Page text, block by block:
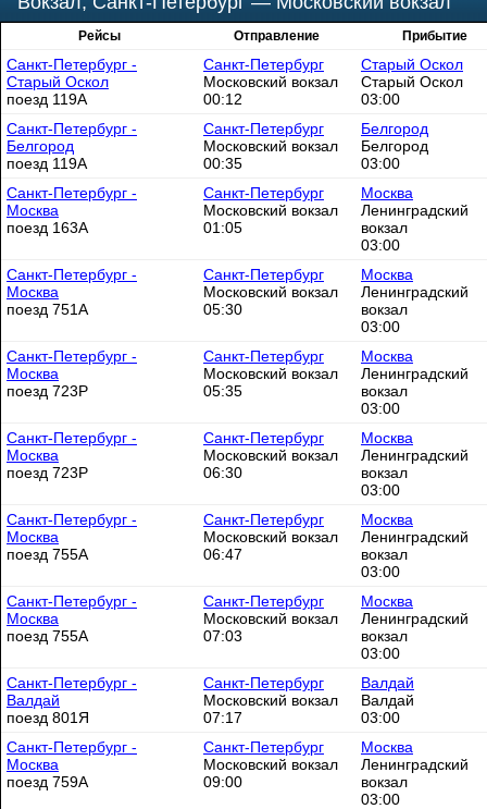
Рейсы Отправление Прибытие
Санкт-Петербург -
Старый Оскол
поезд 119А
Санкт-Петербург
Московский вокзал
00:12
Старый Оскол
Старый Оскол
03:00
Санкт-Петербург -
Белгород
поезд 119А
Санкт-Петербург
Московский вокзал
00:35
Белгород
Белгород
03:00
Санкт-Петербург -
Москва
поезд 163А
Санкт-Петербург
Московский вокзал
01:05
Москва
Ленинградский
вокзал
03:00
Санкт-Петербург -
Москва
поезд 751А
Санкт-Петербург
Московский вокзал
05:30
Москва
Ленинградский
вокзал
03:00
Санкт-Петербург -
Москва
поезд 723Р
Санкт-Петербург
Московский вокзал
05:35
Москва
Ленинградский
вокзал
03:00
Санкт-Петербург -
Москва
поезд 723Р
Санкт-Петербург
Московский вокзал
06:30
Москва
Ленинградский
вокзал
03:00
Санкт-Петербург -
Москва
поезд 755А
Санкт-Петербург
Московский вокзал
06:47
Москва
Ленинградский
вокзал
03:00
Санкт-Петербург -
Москва
поезд 755А
Санкт-Петербург
Московский вокзал
07:03
Москва
Ленинградский
вокзал
03:00
Санкт-Петербург -
Валдай
поезд 801Я
Санкт-Петербург
Московский вокзал
07:17
Валдай
Валдай
03:00
Санкт-Петербург -
Москва
поезд 759А
Санкт-Петербург
Московский вокзал
09:00
Москва
Ленинградский
вокзал
03:00